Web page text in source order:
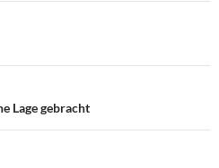
Lage gebracht